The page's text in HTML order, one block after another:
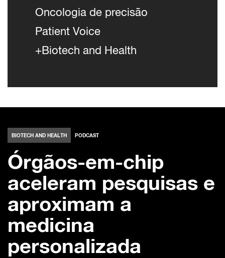
Oncologia de precisão
Patient Voice
+Biotech and Health
BIOTECH AND HEALTH PODCAST
Órgãos-em-chip
aceleram pesquisas e
aproximam a
medicina
personalizada